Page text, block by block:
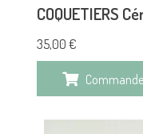
COQUETIERS
35,00 €